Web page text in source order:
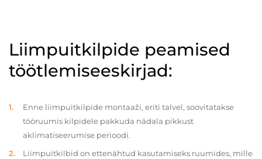
Liimpuitkilpide peamised
töötlemiseeskirjad:
Enne liimpuitkilpide montaaži, eriti talvel, soovitatakse
tööruumis kilpidele pakkuda nädala pikkust
aklimatiseerumise perioodi.
Liimpuitkilbid on ettenähtud kasutamiseks ruumides, mille